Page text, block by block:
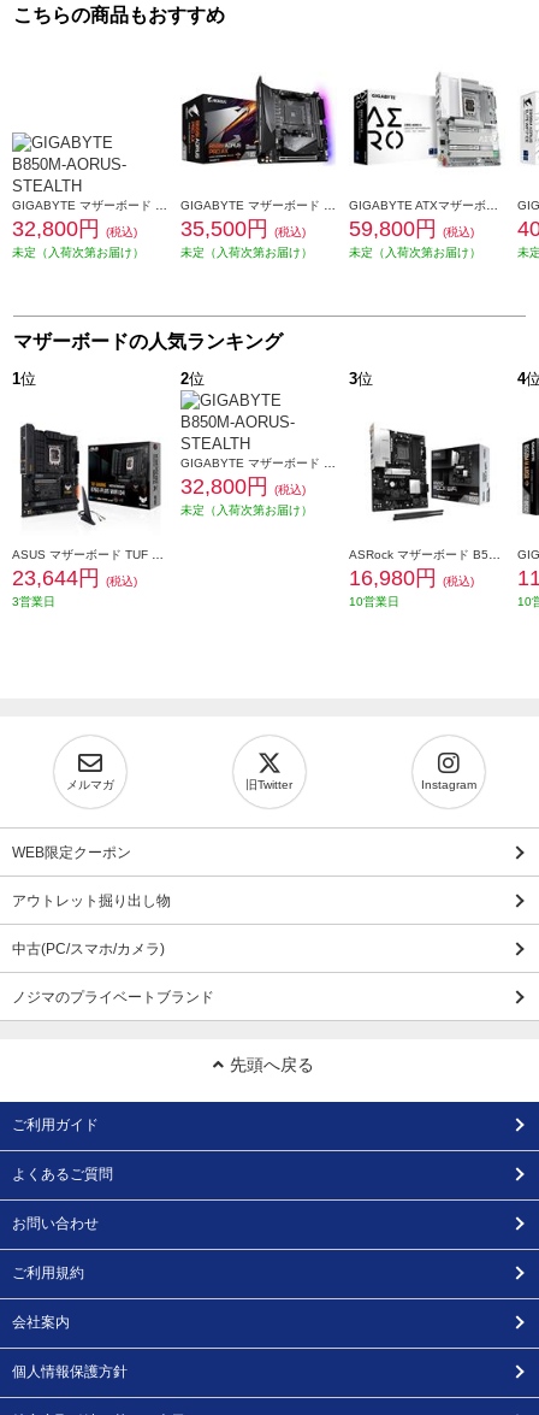
こちらの商品もおすすめ
GIGABYTE マザーボード B850M AORUS STEALTH B850M-AORUS-STEALTH
32,800円
(税込)
未定（入荷次第お届け）
GIGABYTE マザーボード GIGABYTE B550I AORUS PRO AX B550I-AORUS-PRO-AX
35,500円
(税込)
未定（入荷次第お届け）
GIGABYTE ATXマザーボード Z890 AERO G Z890-AERO-G
59,800円
(税込)
未定（入荷次第お届け）
未
マザーボードの人気ランキング
1位
ASUS マザーボード TUF Gaming【Intel/B760/ATX/WIFI/DDR4/LGA1700】 TUF-GAMING-B760-PLUS-WIFI-D4
23,644円
(税込)
3営業日
2位
GIGABYTE マザーボード B850M AORUS STEALTH B850M-AORUS-STEALTH
32,800円
(税込)
未定（入荷次第お届け）
3位
ASRock マザーボード B550 Rock WiFi B550-Rock-WiFi
16,980円
(税込)
10営業日
4
10
メルマガ 旧Twitter Instagram
WEB限定クーポン
アウトレット掘り出し物
中古(PC/スマホ/カメラ)
ノジマのプライベートブランド
先頭へ戻る
ご利用ガイド
よくあるご質問
お問い合わせ
ご利用規約
会社案内
個人情報保護方針